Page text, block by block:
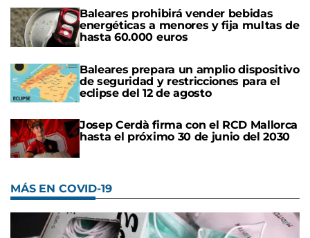
Baleares prohibirá vender bebidas
energéticas a menores y fija multas de
hasta 60.000 euros
Baleares prepara un amplio dispositivo
de seguridad y restricciones para el
eclipse del 12 de agosto
Josep Cerdà firma con el RCD Mallorca
hasta el próximo 30 de junio del 2030
MÁS EN COVID-19